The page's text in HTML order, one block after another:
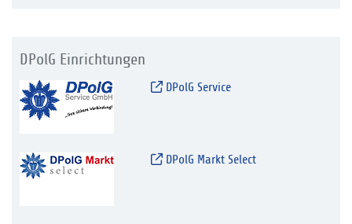
DPolG Einrichtungen
DPolG Service
DPolG Markt Select